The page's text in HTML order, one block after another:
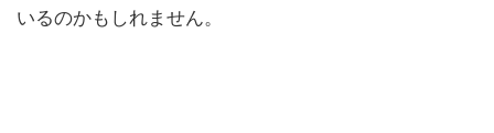
いるのかもしれません。